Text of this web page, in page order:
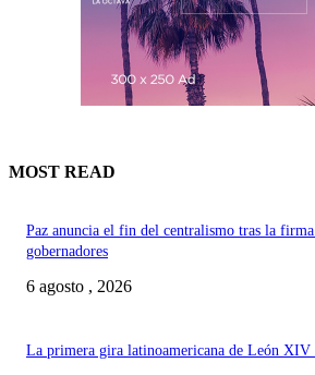
MOST READ
Paz anuncia el fin del centralismo tras la
gobernadores
6 agosto , 2026
La primera gira latinoamericana de León XIV